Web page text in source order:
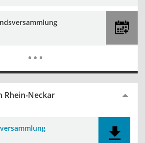
… Mehr
Rhein-Neckar